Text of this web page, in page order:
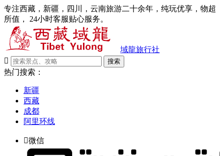
专注西藏，新疆，四川，云南旅游二十余年，纯玩优享，物超
所值， 24小时客服贴心服务。
域龍旅行社

搜索
热门搜索：
新疆
西藏
成都
阿里环线
微信